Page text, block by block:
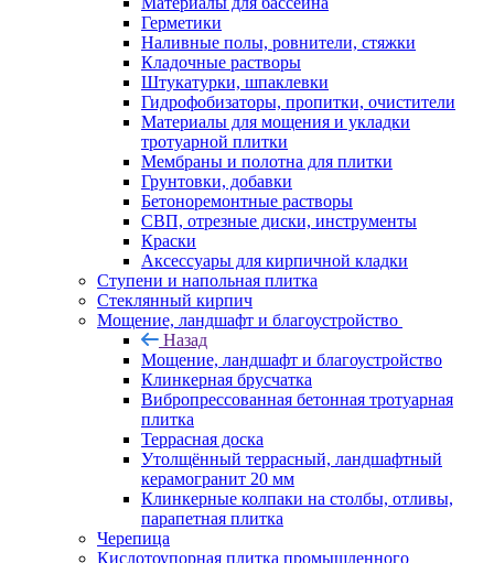
Герметики
Наливные полы, ровнители, стяжки
Кладочные растворы
Штукатурки, шпаклевки
Гидрофобизаторы, пропитки, очистители
Материалы для мощения и укладки
тротуарной плитки
Мембраны и полотна для плитки
Грунтовки, добавки
Бетоноремонтные растворы
СВП, отрезные диски, инструменты
Краски
Аксессуары для кирпичной кладки
Ступени и напольная плитка
Cтеклянный кирпич
Мощение, ландшафт и благоустройство
Назад
Мощение, ландшафт и благоустройство
Клинкерная брусчатка
Вибропрессованная бетонная тротуарная
плитка
Террасная доска
Утолщённый террасный, ландшафтный
керамогранит 20 мм
Клинкерные колпаки на столбы, отливы,
парапетная плитка
Черепица
Кислотоупорная плитка промышленного